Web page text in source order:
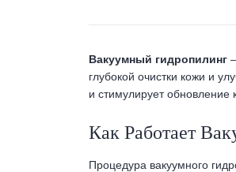
Вакуумный гидропилинг
глубокой очистки кожи и
и стимулирует обновление
Как Работает
Процедура вакуумного